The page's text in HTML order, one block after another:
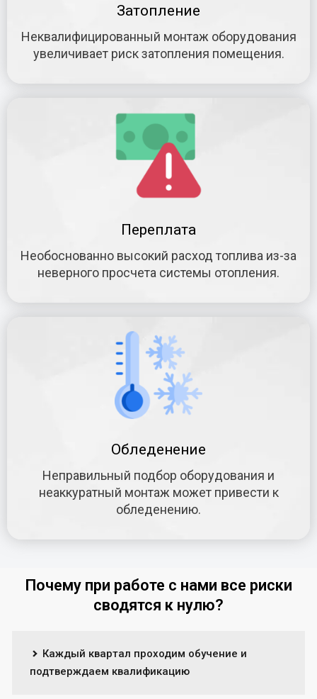
Затопление
Неквалифицированный монтаж оборудования
увеличивает риск затопления помещения.
Переплата
Необоснованно высокий расход топлива из-за
неверного просчета системы отопления.
Обледенение
Неправильный подбор оборудования и
неаккуратный монтаж может привести к
обледенению.
Почему при работе с нами все риски
сводятся к нулю?
Каждый квартал проходим обучение и
подтверждаем квалификацию